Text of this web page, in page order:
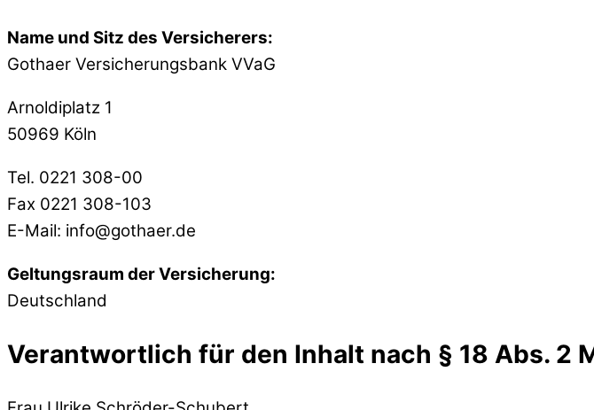
Name und Sitz des Versicherers:
Gothaer Versicherungsbank VVaG
Arnoldiplatz 1
50969 Köln
Tel. 0221 308-00
Fax 0221 308-103
E-Mail: info@gothaer.de
Geltungsraum der Versicherung:
Deutschland
Verantwortlich für den Inhalt nach § 18 Abs. 2